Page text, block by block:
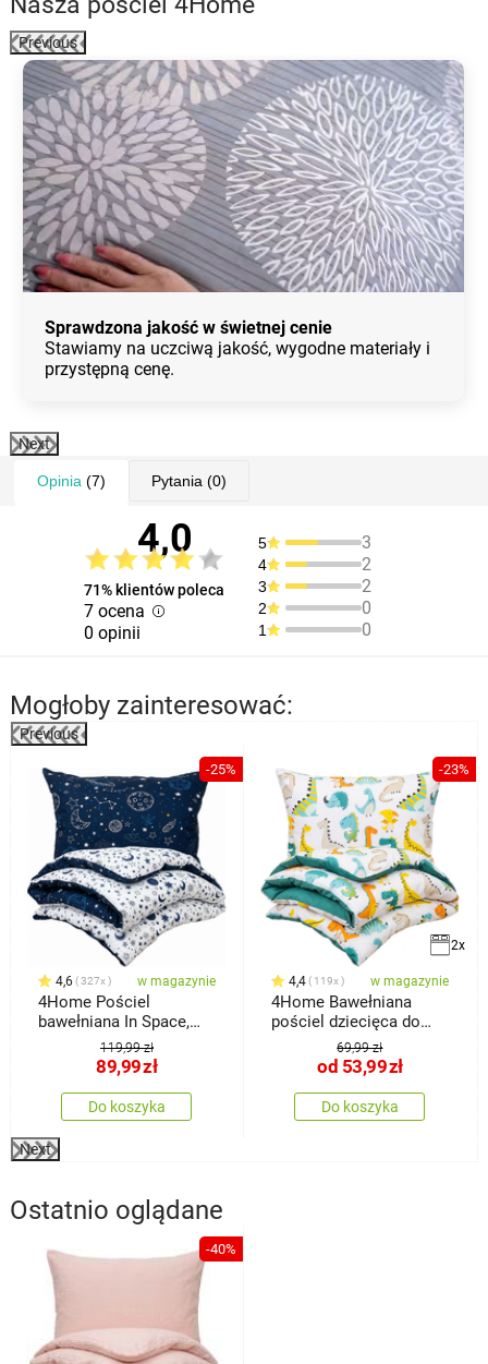
Previous
Sprawdzona jakość w świetnej cenie
Stawiamy na uczciwą jakość, wygodne materiały i
przystępną cenę.
Next
Opinia (7) Pytania (0)
4,0
71% klientów poleca
7 ocena
0 opinii
5 3
4 2
3 2
2 0
1 0
Mogłoby zainteresować:
Previous
-25%
4,6 327x w magazynie
4Home Pościel
bawełniana In Space,
140 x 200 cm, 70 x 90
119,99 zł
89,99zł
Do koszyka
-23%
2x
4,4 119x w magazynie
4Home Bawełniana
pościel dziecięca do
69,99 zł
od 53,99zł
Do koszyka
Next
Ostatnio oglądane
-40%